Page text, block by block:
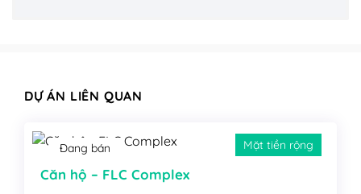
DỰ ÁN LIÊN QUAN
Đang bán Mặt tiền rộng
Căn hộ – FLC Complex